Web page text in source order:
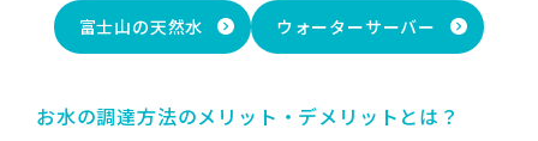
富士山の天然水 ウォーターサーバー
お水の調達方法のメリット・デメリットとは？